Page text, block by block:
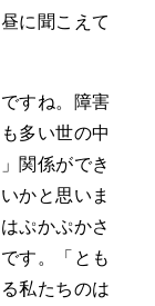
に聞こえて
すね。障害
多い世の中
関係ができ
かと思いま
ぷかぷかさ
す。「とも
私たちのは